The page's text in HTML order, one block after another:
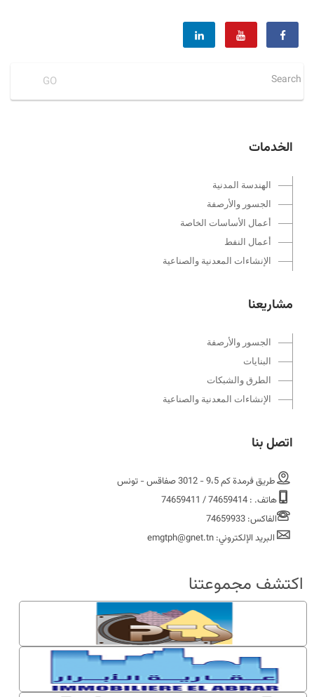
الخدمات
الهندسة المدنية
الجسور والأرصفة
أعمال الأساسات الخاصة
أعمال النفط
الإنشاءات المعدنية والصناعية
مشاريعنا
الجسور والأرصفة
البنايات
الطرق والشبكات
الإنشاءات المعدنية والصناعية
اتصل بنا
طريق ڨرمدة كم 9،5 - 3012 صفاقس - تونس
هاتف. : 74659414 / 74659411
الفاكس: 74659933
البريد الإلكتروني: emgtph@gnet.tn
اكتشف مجموعتنا